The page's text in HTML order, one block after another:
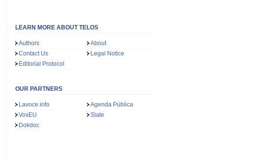
LEARN MORE ABOUT TELOS
Authors
About
Contact Us
Legal Notice
Editorial Protocol
OUR PARTNERS
Lavoce.info
Agenda Pública
VoxEU
Slate
Dokdoc